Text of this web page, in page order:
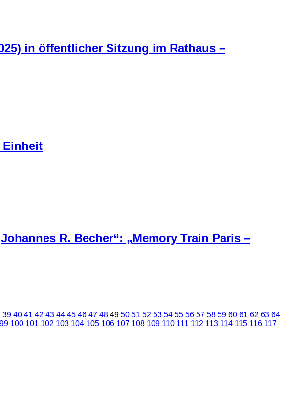
in öffentlicher Sitzung im Rathaus –
Einheit
R. Becher“: „Memory Train Paris –
39 40 41 42 43 44 45 46 47 48 49 50 51 52 53 54 55 56 57 58 59 60 61 62 63 64
99 100 101 102 103 104 105 106 107 108 109 110 111 112 113 114 115 116 117